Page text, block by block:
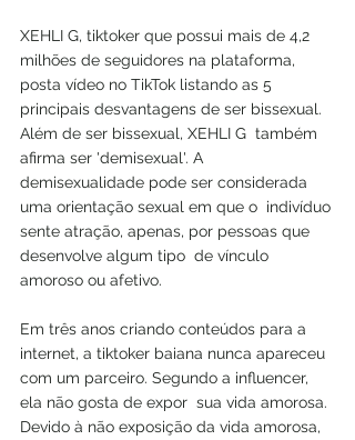
XEHLI G, tiktoker que possui mais de 4,2
milhões de seguidores na plataforma,
posta vídeo no TikTok listando as 5
principais desvantagens de ser bissexual.
Além de ser bissexual, XEHLI G  também
afirma ser 'demisexual'. A
demisexualidade pode ser considerada
uma orientação sexual em que o  indivíduo
sente atração, apenas, por pessoas que
desenvolve algum tipo  de vínculo
amoroso ou afetivo.
Em três anos criando conteúdos para a
internet, a tiktoker baiana nunca apareceu
com um parceiro. Segundo a influencer,
ela não gosta de expor  sua vida amorosa.
Devido à não exposição da vida amorosa,